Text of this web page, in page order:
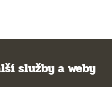
služby a weby